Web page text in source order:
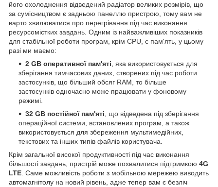
його охолодження відведений радіатор великих розмірів, що
за сумісництвом є задньою панеллю пристрою, тому вам не
варто хвилюватися про перегрівання під час виконання
ресурсомістких завдань. Одним із найважливіших показників
для стабільної роботи програм, крім CPU, є пам'ять, у цьому
разі ми маємо:
2 GB оперативної пам'яті, яка використовується для
зберігання тимчасових даних, створених під час роботи
застосунків, що більший обсяг RAM, то більше
застосунків одночасно може працювати у фоновому
режимі.
32 GB постійної пам'яті, що відведена під зберігання
операційної системи, встановлених програм, а також
використовується для збереження мультимедійних,
текстових та інших типів файлів користувача.
Крім загальної високої продуктивності під час виконання
більшості завдань, пристрій може похвалитися підтримкою 4G
LTE. Саме можливість роботи з мобільною мережею виводить
автомагнітолу на новий рівень, адже тепер вам є безліч